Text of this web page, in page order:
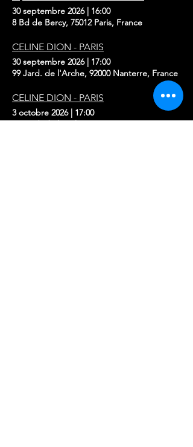
30 septembre 2026| 16:00
8 Bd de Bercy, 75012 Paris, France
CELINE DION - PARIS
30 septembre 2026| 17:00
99 Jard. de l'Arche, 92000 Nanterre, France
CELINE DION - PARIS
3 octobre 2026| 17:00
99 Jard. de l'Arche, 92000 Nanterre, France